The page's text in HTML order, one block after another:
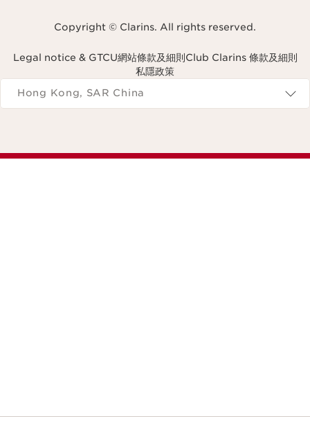
Copyright © Clarins. All rights reserved.
Legal notice & GTCU網站條款及細則 Club Clarins 條款及細則
私隱政策
Navigates to
Hong Kong, SAR China